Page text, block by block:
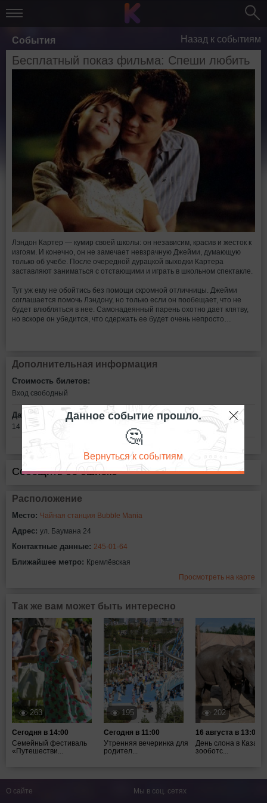
События Назад к событиям
Бесплатный показ фильма: Спеши любить
Лэндон Картер — кумир своей школы: он независим, красив и жесток к
изгоям. И конечно, он не замечает невзрачную Джейми, думающую
только об учебе. После очередной дурацкой выходки Картера
заставляют заниматься с отстающими и играть в школьном спектакле.
Тут уж ему не обойтись без помощи скромной отличницы. Джейми
соглашается помочь Лэндону, но только если он пообещает, что не
будет влюбляться в нее. Самонадеянный парень охотно дает клятву,
но вскоре он убедится, что сдержать ее будет очень непросто…
Дополнительная информация
Стоимость билетов:
Вход свободный
Дата:
14 февраля в 19:00
Сообщить об ошибке
Расположение
Место: Чайная станция Bubble Mania
Адрес: ул. Баумана 24
Контактные данные: 245-01-64
Ближайшее метро: Кремлёвская
Просмотреть на карте
Так же вам может быть интересно
263
Сегодня в 14:00
Семейный фестиваль
«Путешестви...
195
Сегодня в 11:00
Утренняя вечеринка для
родител...
202
16 августа в 13:00
День слона в
зооботс...
Данное событие прошло.
🤔
Вернуться к событиям
О сайте Мы в соц. сетях